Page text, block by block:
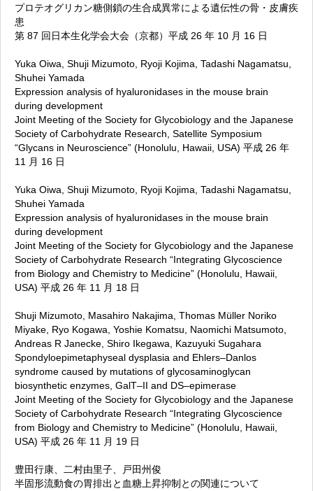
プロテオグリカン糖側鎖の生合成異常による遺伝性の骨・皮膚疾
患
第 87 回日本生化学会大会（京都）平成 26 年 10 月 16 日
Yuka Oiwa, Shuji Mizumoto, Ryoji Kojima, Tadashi Nagamatsu,
Shuhei Yamada
Expression analysis of hyaluronidases in the mouse brain
during development
Joint Meeting of the Society for Glycobiology and the Japanese
Society of Carbohydrate Research, Satellite Symposium
“Glycans in Neuroscience” (Honolulu, Hawaii, USA) 平成 26 年
11 月 16 日
Yuka Oiwa, Shuji Mizumoto, Ryoji Kojima, Tadashi Nagamatsu,
Shuhei Yamada
Expression analysis of hyaluronidases in the mouse brain
during development
Joint Meeting of the Society for Glycobiology and the Japanese
Society of Carbohydrate Research “Integrating Glycoscience
from Biology and Chemistry to Medicine” (Honolulu, Hawaii,
USA) 平成 26 年 11 月 18 日
Shuji Mizumoto, Masahiro Nakajima, Thomas Müller Noriko
Miyake, Ryo Kogawa, Yoshie Komatsu, Naomichi Matsumoto,
Andreas R Janecke, Shiro Ikegawa, Kazuyuki Sugahara
Spondyloepimetaphyseal dysplasia and Ehlers–Danlos
syndrome caused by mutations of glycosaminoglycan
biosynthetic enzymes, GalT–II and DS–epimerase
Joint Meeting of the Society for Glycobiology and the Japanese
Society of Carbohydrate Research “Integrating Glycoscience
from Biology and Chemistry to Medicine” (Honolulu, Hawaii,
USA) 平成 26 年 11 月 19 日
豊田行康、二村由里子、戸田州俊
半固形流動食の胃排出と血糖上昇抑制との関連について